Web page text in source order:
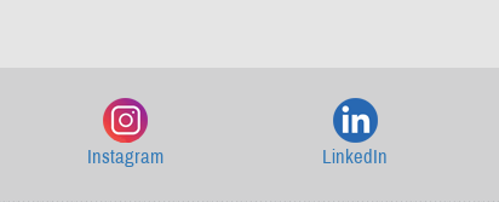
Instagram LinkedIn